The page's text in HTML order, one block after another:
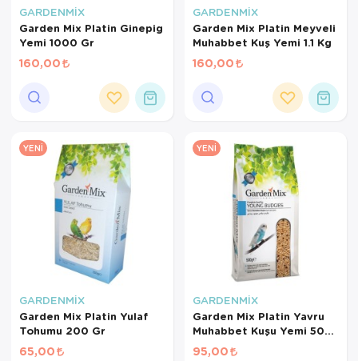
GARDENMİX
Garden Mix Platin Ginepig
Yemi 1000 Gr
160,00
GARDENMİX
Garden Mix Platin Meyveli
Muhabbet Kuş Yemi 1.1 Kg
160,00
YENI
GARDENMİX
Garden Mix Platin Yulaf
Tohumu 200 Gr
65,00
YENI
GARDENMİX
Garden Mix Platin Yavru
Muhabbet Kuşu Yemi 500
Gr
95,00